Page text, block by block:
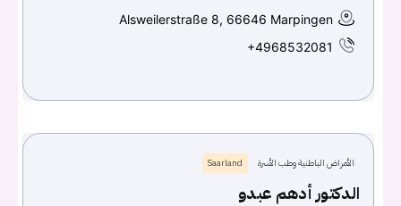
Alsweilerstraße 8, 66646 Marpingen
+4968532081
الأمراض الباطنية وطب الأسرة Saarland
الدكتور أدهم عبدو